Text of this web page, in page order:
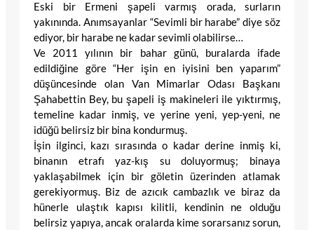
Eski bir Ermeni şapeli varmış orada, surların
yakınında. Anımsayanlar “Sevimli bir harabe” diye söz
ediyor, bir harabe ne kadar sevimli olabilirse…
Ve 2011 yılının bir bahar günü, buralarda ifade
edildiğine göre “Her işin en iyisini ben yaparım”
düşüncesinde olan Van Mimarlar Odası Başkanı
Şahabettin Bey, bu şapeli iş makineleri ile yıktırmış,
temeline kadar inmiş, ve yerine yeni, yep-yeni, ne
idüğü belirsiz bir bina kondurmuş.
İşin ilginci, kazı sırasında o kadar derine inmiş ki,
binanın etrafı yaz-kış su doluyormuş; binaya
yaklaşabilmek için bir göletin üzerinden atlamak
gerekiyormuş. Biz de azıcık cambazlık ve biraz da
hünerle ulaştık kapısı kilitli, kendinin ne olduğu
belirsiz yapıya, ancak oralarda kime sorarsanız sorun,